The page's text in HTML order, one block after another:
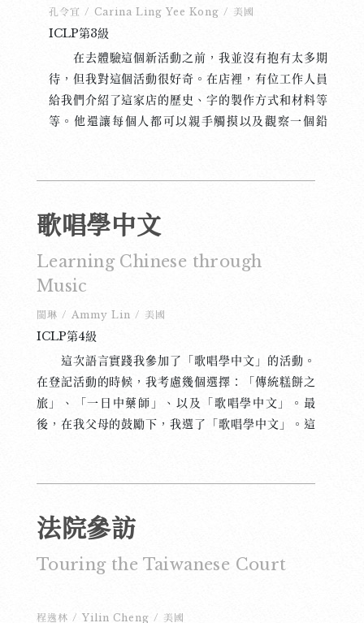
孔令宜 / Carina Ling Yee Kong / 美國
ICLP第3級
在去體驗這個新活動之前，我並沒有抱有太多期
待，但我對這個活動很好奇。在店裡，有位工作人員
給我們介紹了這家店的歷史、字的製作方式和材料等
等。他還讓每個人都可以親手觸摸以及觀察一個鉛
小。他還提到過去的字模具是用木頭製作的，但現在
了樓上看老闆是怎麼用鑄字機來製作字模的。聽著老
起了我的阿公。我阿公以前也是做機械工作，經常給
我和姐姐做火車玩具。 鑄字行的每一面牆都掛滿
了字架，上面有各種各樣的常用字和罕見字。因為有
這麼多字，找到特定的字變得非常困難。我第一次試
著找「知」這個字，花了很長時間都沒有找到。最
後，我決定向老師尋求幫助，他告訴我應該先找部
首，然後再找字，這樣會更快一些。 活動結束
後，我們都可以帶一個我們最喜歡的字回家。我選擇
品帶回家。
歌唱學中文
Learning Chinese through
Music
閩琳 / Ammy Lin / 美國
ICLP第4級
這次語言實踐我參加了「歌唱學中文」的活動。
在登記活動的時候，我考慮幾個選擇：「傳統糕餅之
旅」、「一日中藥師」、以及「歌唱學中文」。最
後，在我父母的鼓勵下，我選了「歌唱學中文」。這
演，但唱歌卻是我生平第一次嘗試，所以算是對我自
做出了正確的選擇，因為這個活動不但很好玩，而且
師要求我們學一首獨唱曲、一首對唱曲、以及三首指
乎你〉，因為根據我的觀點，鄧麗君的歌聲是全球最
法院參訪
Touring the Taiwanese Court
程逸林 / Yilin Cheng / 美國